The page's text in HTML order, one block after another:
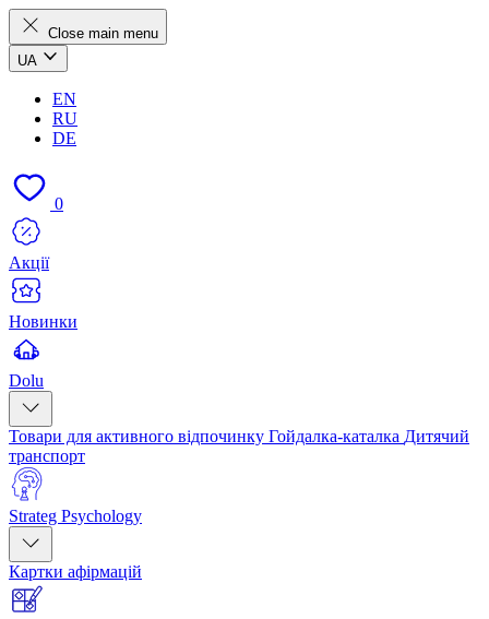
Close main menu
UA
EN
RU
DE
0
Акції
Новинки
Dolu
Товари для активного відпочинку Гойдалка-каталка Дитячий
транспорт
Strateg Psychology
Картки афірмацій